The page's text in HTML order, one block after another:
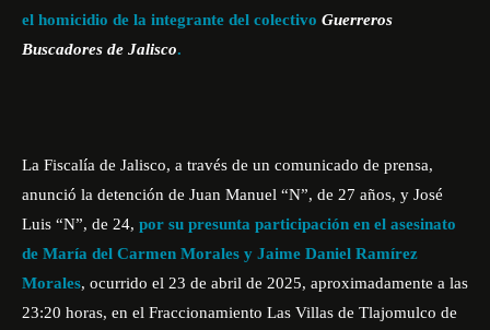
el homicidio de la integrante del colectivo Guerreros
Buscadores de Jalisco.
La Fiscalía de Jalisco, a través de un comunicado de prensa,
anunció la detención de Juan Manuel “N”, de 27 años, y José
Luis “N”, de 24, por su presunta participación en el asesinato
de María del Carmen Morales y Jaime Daniel Ramírez
Morales, ocurrido el 23 de abril de 2025, aproximadamente a las
23:20 horas, en el Fraccionamiento Las Villas de Tlajomulco de